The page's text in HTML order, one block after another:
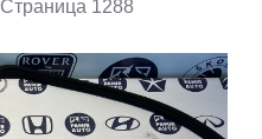
Страница 1288